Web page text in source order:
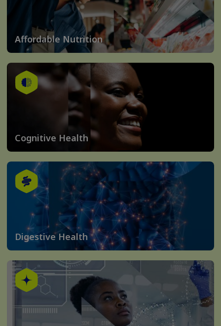
Affordable Nutrition
Cognitive Health
Digestive Health